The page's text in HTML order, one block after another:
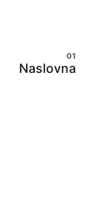
Naslovna